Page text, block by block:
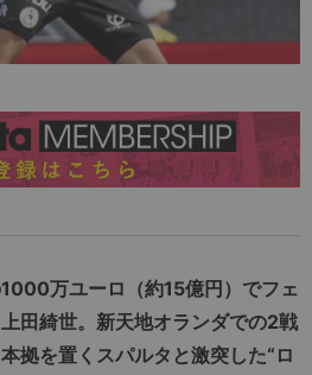
万ユーロ（約15億円）でフェ
田綺世。新天地オランダでの2戦
拠を置くスパルタと激突した“ロ